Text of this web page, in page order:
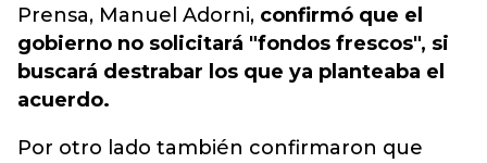
Prensa, Manuel Adorni, confirmó que el
gobierno no solicitará "fondos frescos", si
buscará destrabar los que ya planteaba el
acuerdo.
Por otro lado también confirmaron que